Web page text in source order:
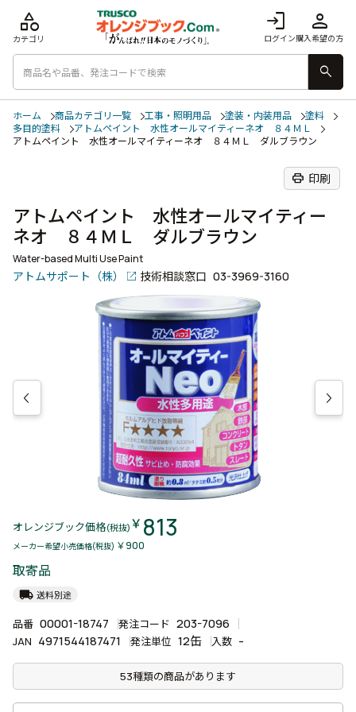
login
ログイン
person
購入希望の方
category
カテゴリ
search
ホーム 商品カテゴリ一覧 工事・照明用品 塗装・内装用品
塗料
多目的塗料
アトムペイント 水性オールマイティーネオ ８４ＭＬ
アトムペイント 水性オールマイティーネオ ８４ＭＬ ダルブラウン
print 印刷
アトムペイント 水性オールマイティー
ネオ ８４ＭＬ ダルブラウン
Water-based Multi Use Paint
アトムサポート（株） 技術相談窓口 03-3969-3160
オレンジブック価格(税抜) ￥ 813
メーカー希望小売価格(税抜) ￥900
取寄品
local_shipping 送料別途
品番 00001-18747 発注コード 203-7096
JAN 4971544187471 発注単位 12缶 入数 -
53種類の商品があります